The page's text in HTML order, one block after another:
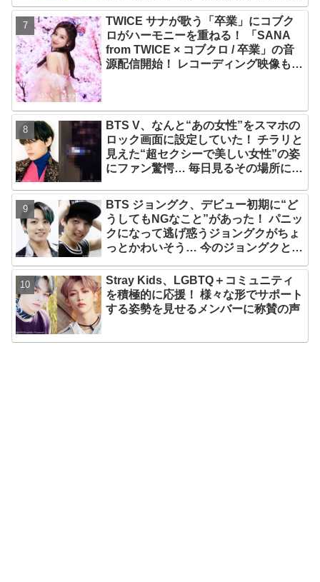
かに
TWICE サナが歌う「卒業」にコブク
ロがハーモニーを重ねる！ 「SANA
from TWICE × コブクロ / 卒業」の音
源配信開始！ レコーディング映像も公
BTS V、なんと“あの女性”をスマホの
ロック画面に設定していた！ チラリと
見えた“超セクシーで美しい女性”の姿
にファン驚愕… 毎日見るその場所にV
だと納得＆感動
BTS ジョングク、デビュー初期に“ど
うしてもNGなこと”があった！ パニッ
クになって逃げ惑うジョングクがちょ
っとかわいそう… 今のジョングクと比
ァンメロメロ
Stray Kids、LGBTQ＋コミュニティ
を積極的に応援！ 様々な形でサポート
する姿勢を見せるメンバーに称賛の声